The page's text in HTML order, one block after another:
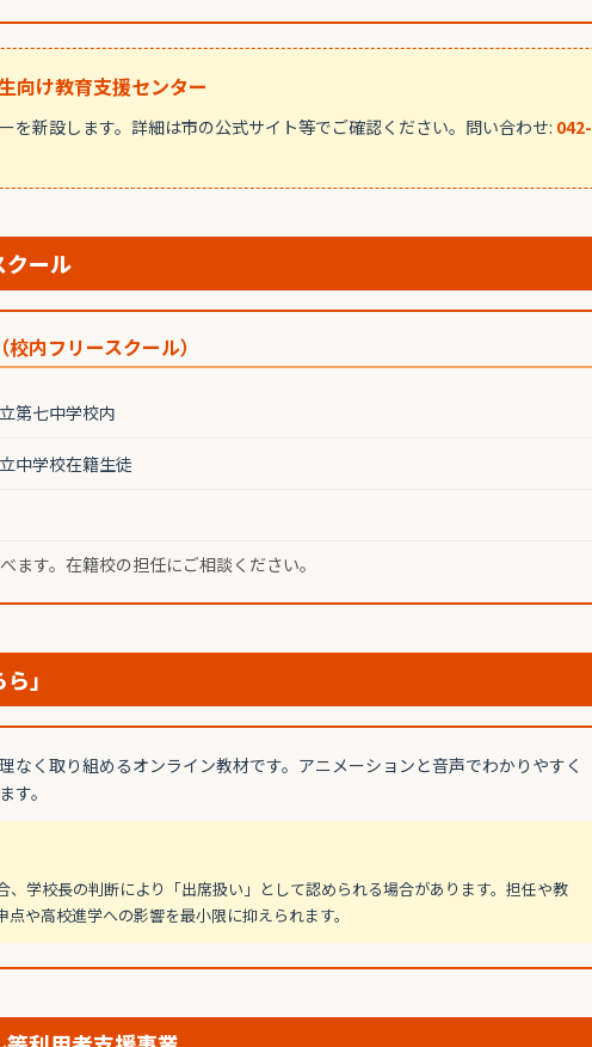
向け教育支援センター
を新設します。詳細は市の公式サイト等でご確認ください。問い合わせ: 042-
クール
内フリースクール）
第七中学校内
中学校在籍生徒
す。在籍校の担任にご相談ください。
」
なく取り組めるオンライン教材です。アニメーションと音声でわかりやすく
す。
学校長の判断により「出席扱い」として認められる場合があります。担任や教
や高校進学への影響を最小限に抑えられます。